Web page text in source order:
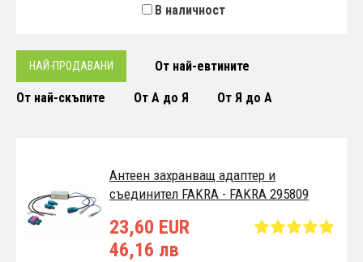
В наличност
НАЙ-ПРОДАВАНИ От най-евтините
От най-скъпите От А до Я От Я до А
Антеен захранващ адаптер и
съединител FAKRA - FAKRA 295809
23,60 EUR
46,16 лв